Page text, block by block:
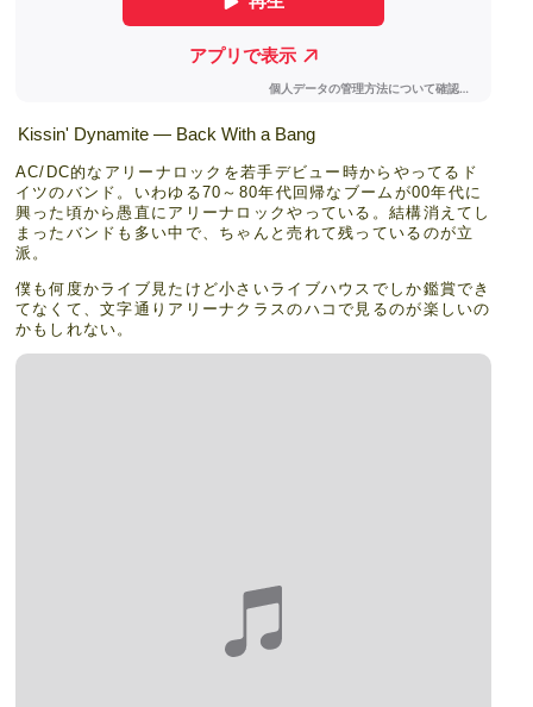
Kissin' Dynamite — Back With a Bang
AC/DC的なアリーナロックを若手デビュー時からやってるド
イツのバンド。いわゆる70～80年代回帰なブームが00年代に
興った頃から愚直にアリーナロックやっている。結構消えてし
まったバンドも多い中で、ちゃんと売れて残っているのが立
派。
僕も何度かライブ見たけど小さいライブハウスでしか鑑賞でき
てなくて、文字通りアリーナクラスのハコで見るのが楽しいの
かもしれない。